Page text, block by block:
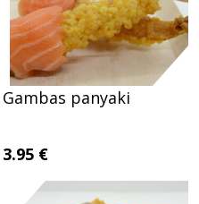
Gambas panyaki
3.95 €